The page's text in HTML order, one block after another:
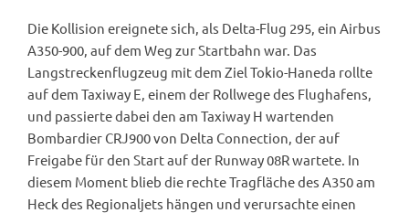
Die Kollision ereignete sich, als Delta-Flug 295, ein Airbus
A350-900, auf dem Weg zur Startbahn war. Das
Langstreckenflugzeug mit dem Ziel Tokio-Haneda rollte
auf dem Taxiway E, einem der Rollwege des Flughafens,
und passierte dabei den am Taxiway H wartenden
Bombardier CRJ900 von Delta Connection, der auf
Freigabe für den Start auf der Runway 08R wartete. In
diesem Moment blieb die rechte Tragfläche des A350 am
Heck des Regionaljets hängen und verursachte einen